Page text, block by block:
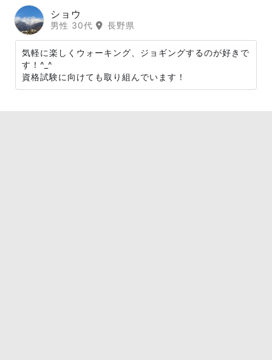
ショウ
男性 30代 長野県
気軽に楽しくウォーキング、ジョギングするのが好きで
す！^_^
資格試験に向けても取り組んでいます！